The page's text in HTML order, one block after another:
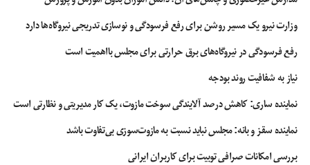
از زمانی که حجه الاسلام سید ابراهیم رئیسی، عهده دار ریاست قوه قضائیه شده،
بازگرداندن حقوق تضییع شده مردم را جزو اولویت های کاری خود اعلام کرده است و
بسیار موفق عمل کرده است.
پرونده شرکت های ارزش افزوده نیز به دلیل آن که حقوق میلیون ها مشترک تلفن همراه
را در بر می گیرد نیز یک پرونده بزرگ ملی است و انتظار می رود با توجه به اهمیت و
فراگیری موضوع، رئیس قوه قضائیه شخصاً ورود نماید و با همراهی وزارت ارتباطات،
پول های به ناحق رفته از جیب مردم را به آنها بازگرداند؛ ولو آن که برخی را خوش
نیاید و البته که رضایت خدا و خلق خدا در همین است.
وزارت نیرو یک مسیر روشن برای رفع فرسودگی و نوسازی تدریجی نیروگاه‌ها دارد
رفع فرسودگی در نیروگاه‌های برق حرارتی برای مجلس بااهمیت است
نیاز به شفافیت روند بودجه
نماینده ساری: کاهش درصد آلایندگی سوخت مازوت، یک کار مدیریتی و نظارتی است
نماینده سقز و بانه: مجلس نباید نسبت به مازوت‌سوزی بی‌تفاوت باشد
بررسی امکانات صرافی توبیت برای کاربران ایرانی